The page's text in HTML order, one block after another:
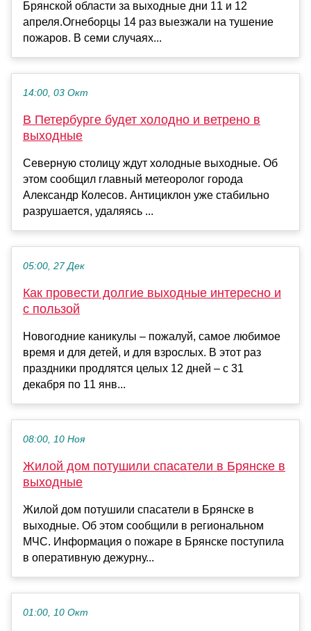
Брянской области за выходные дни 11 и 12
апреля.Огнеборцы 14 раз выезжали на тушение
пожаров. В семи случаях...
14:00, 03 Окт
В Петербурге будет холодно и ветрено в
выходные
Северную столицу ждут холодные выходные. Об
этом сообщил главный метеоролог города
Александр Колесов. Антициклон уже стабильно
разрушается, удаляясь ...
05:00, 27 Дек
Как провести долгие выходные интересно и
с пользой
Новогодние каникулы – пожалуй, самое любимое
время и для детей, и для взрослых. В этот раз
праздники продлятся целых 12 дней – с 31
декабря по 11 янв...
08:00, 10 Ноя
Жилой дом потушили спасатели в Брянске в
выходные
Жилой дом потушили спасатели в Брянске в
выходные. Об этом сообщили в региональном
МЧС. Информация о пожаре в Брянске поступила
в оперативную дежурну...
01:00, 10 Окт